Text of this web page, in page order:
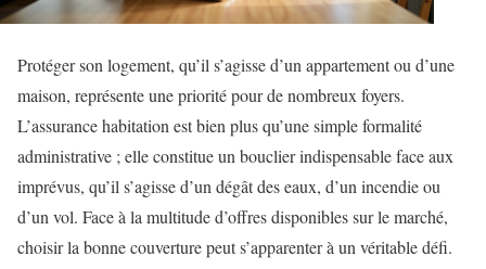
Protéger son logement, qu’il s’agisse d’un appartement ou d’une
maison, représente une priorité pour de nombreux foyers.
L’assurance habitation est bien plus qu’une simple formalité
administrative ; elle constitue un bouclier indispensable face aux
imprévus, qu’il s’agisse d’un dégât des eaux, d’un incendie ou
d’un vol. Face à la multitude d’offres disponibles sur le marché,
choisir la bonne couverture peut s’apparenter à un véritable défi.